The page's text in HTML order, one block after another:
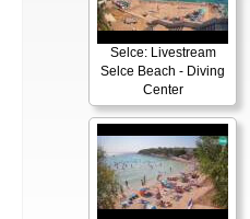
Selce: Livestream
Selce Beach - Diving
Center